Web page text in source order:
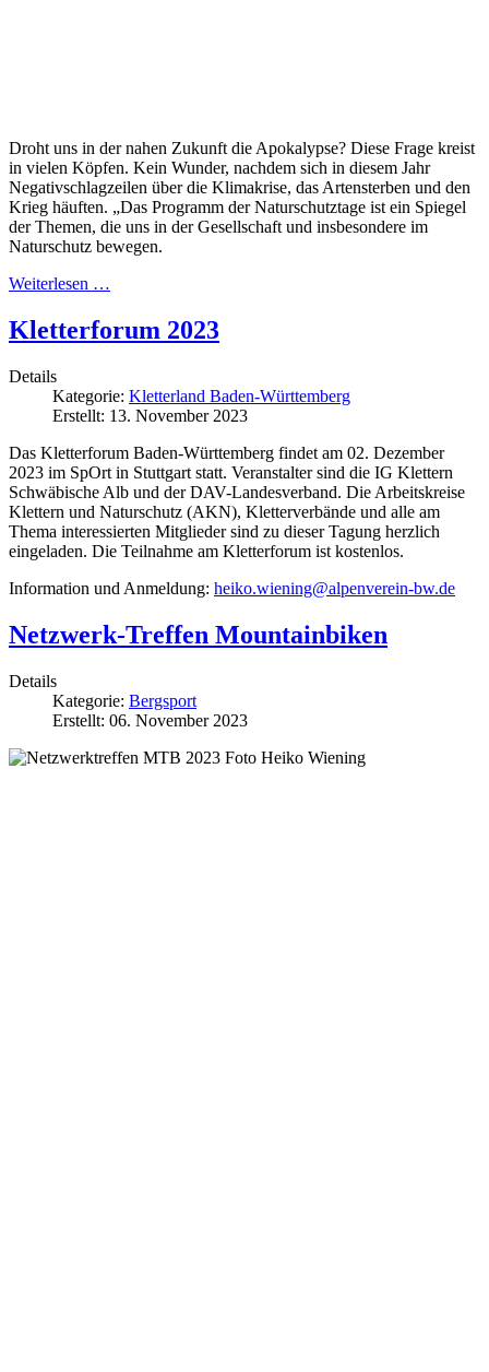
Droht uns in der nahen Zukunft die Apokalypse? Diese Frage kreist
in vielen Köpfen. Kein Wunder, nachdem sich in diesem Jahr
Negativschlagzeilen über die Klimakrise, das Artensterben und den
Krieg häuften. „Das Programm der Naturschutztage ist ein Spiegel
der Themen, die uns in der Gesellschaft und insbesondere im
Naturschutz bewegen.
Weiterlesen …
Kletterforum 2023
Details
Kategorie: Kletterland Baden-Württemberg
Erstellt: 13. November 2023
Das Kletterforum Baden-Württemberg findet am 02. Dezember
2023 im SpOrt in Stuttgart statt. Veranstalter sind die IG Klettern
Schwäbische Alb und der DAV-Landesverband. Die Arbeitskreise
Klettern und Naturschutz (AKN), Kletterverbände und alle am
Thema interessierten Mitglieder sind zu dieser Tagung herzlich
eingeladen. Die Teilnahme am Kletterforum ist kostenlos.
Information und Anmeldung: heiko.wiening@alpenverein-bw.de
Netzwerk-Treffen Mountainbiken
Details
Kategorie: Bergsport
Erstellt: 06. November 2023